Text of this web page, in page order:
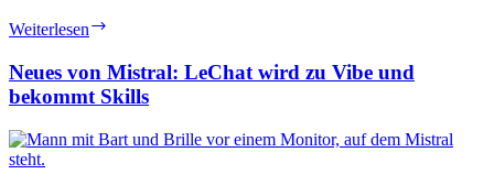
Weiterlesen
für
die
Bildungsarbeit:
Inhalte
Neues von Mistral: LeChat wird zu Vibe und
bekommt Skills